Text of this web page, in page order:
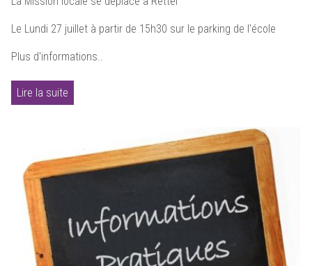
Le Lundi 27 juillet à partir de 15h30 sur le parking de l'école
Plus d'informations..
Lire la suite